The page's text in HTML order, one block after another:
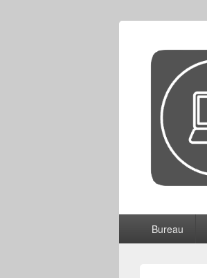
CCF
principalBureau